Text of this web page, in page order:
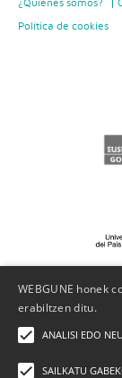
¿Quiénes somos?
Política de cookies
WEBGUNE honek
erabiltzen ditu.
ANALISI EDO
SAILKATU